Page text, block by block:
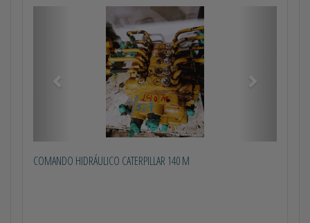
COMANDO HIDRÁULICO CATERPILLAR 140 M